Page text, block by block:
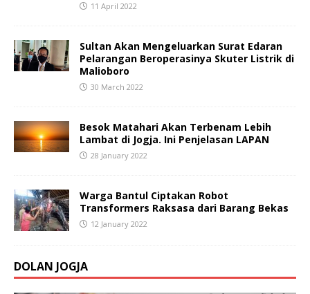
11 April 2022
Sultan Akan Mengeluarkan Surat Edaran
Pelarangan Beroperasinya Skuter Listrik di
Malioboro
30 March 2022
Besok Matahari Akan Terbenam Lebih
Lambat di Jogja. Ini Penjelasan LAPAN
28 January 2022
Warga Bantul Ciptakan Robot
Transformers Raksasa dari Barang Bekas
12 January 2022
DOLAN JOGJA